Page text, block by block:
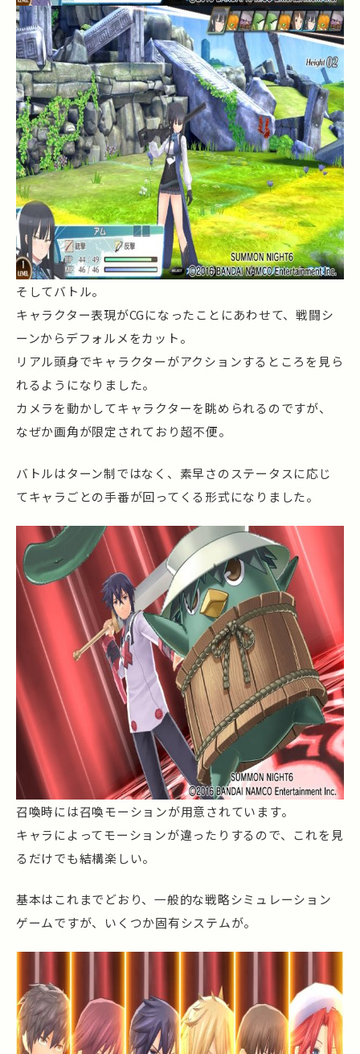
そしてバトル。
キャラクター表現がCGになったことにあわせて、戦闘シ
ーンからデフォルメをカット。
リアル頭身でキャラクターがアクションするところを見ら
れるようになりました。
カメラを動かしてキャラクターを眺められるのですが、
なぜか画角が限定されており超不便。
バトルはターン制ではなく、素早さのステータスに応じ
てキャラごとの手番が回ってくる形式になりました。
召喚時には召喚モーションが用意されています。
キャラによってモーションが違ったりするので、これを見
るだけでも結構楽しい。
基本はこれまでどおり、一般的な戦略シミュレーション
ゲームですが、いくつか固有システムが。